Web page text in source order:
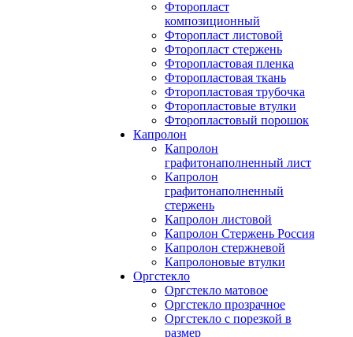
Фторопласт
композиционный
Фторопласт листовой
Фторопласт стержень
Фторопластовая пленка
Фторопластовая ткань
Фторопластовая трубочка
Фторопластовые втулки
Фторопластовый порошок
Капролон
Капролон
графитонаполненный лист
Капролон
графитонаполненный
стержень
Капролон листовой
Капролон Стержень Россия
Капролон стержневой
Капролоновые втулки
Оргстекло
Оргстекло матовое
Оргстекло прозрачное
Оргстекло с порезкой в
размер